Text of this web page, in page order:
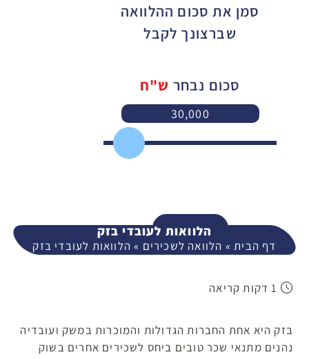
סמן את סכום ההלוואה
שברצונך לקבל
סכום נבחר ש"ח
30,000
המשך
הלוואות לעובדי בזק
דף הבית » הלוואה לשכירים »הלוואות לעובדי בזק
בזק היא אחת החברות הגדולות והמוכרות במשק ועובדיה
נהנים מתנאי שכר טובים ביחס לשכירים אחרים בשוק